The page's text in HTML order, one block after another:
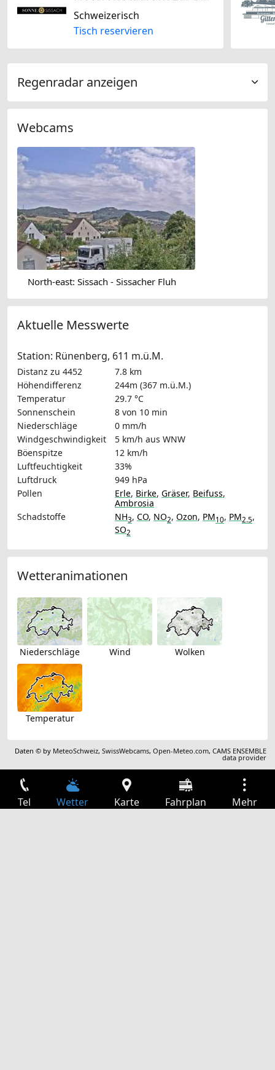
Schweizerisch
Tisch reservieren
Regenradar anzeigen
Webcams
North-east: Sissach - Sissacher Fluh
Aktuelle Messwerte
Station: Rünenberg, 611 m.ü.M.
Distanz zu 4452
7.8 km
Höhendifferenz
244m (367 m.ü.M.)
Temperatur
29.7 °C
Sonnenschein
8 von 10 min
Niederschläge
0 mm/h
Windgeschwindigkeit
5 km/h aus WNW
Böenspitze
12 km/h
Luftfeuchtigkeit
33%
Luftdruck
949 hPa
Pollen
Erle, Birke, Gräser, Beifuss,
Ambrosia
Schadstoffe
NH3, CO, NO2, Ozon, PM10, PM2.5,
SO2
Wetteranimationen
Niederschläge Wind Wolken
Temperatur
Daten © by MeteoSchweiz,SwissWebcams,Open-Meteo.com,CAMS ENSEMBLE
data provider
Tel Wetter Karte Fahrplan Mehr